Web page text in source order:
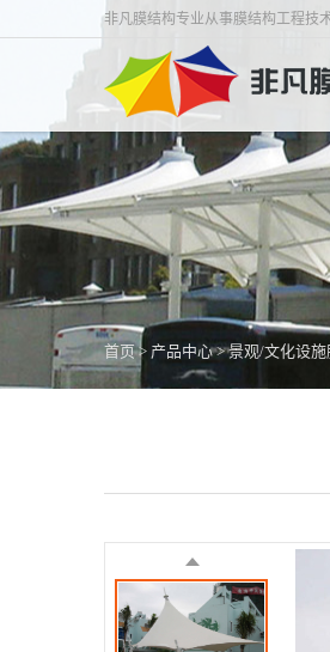
非凡膜结构专业从事膜结构工程技
首页> 产品中心>景观/文化设施